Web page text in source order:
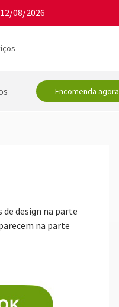
08/2026
Encomenda agora
design na parte
na parte